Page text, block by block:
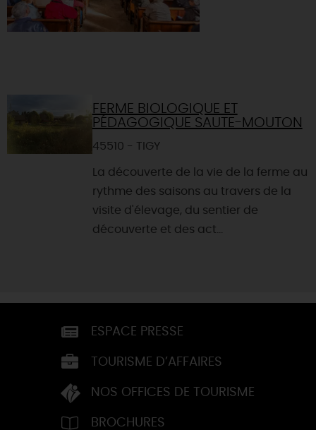
FERME BIOLOGIQUE ET
PÉDAGOGIQUE SAUTE-MOUTON
45510 - TIGY
La découverte de la vie de la ferme au
rythme des saisons au travers de la
visite d'élevage, du sentier de
découverte et des act...
ESPACE PRESSE
TOURISME D’AFFAIRES
NOS OFFICES DE TOURISME
BROCHURES